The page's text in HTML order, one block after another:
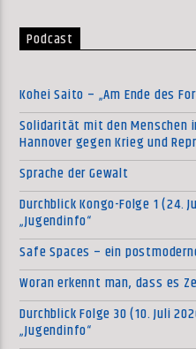
Podcast
Kohei Saito – „Am Ende des
Solidarität mit den Menschen
Hannover gegen Krieg und
Sprache der Gewalt
Durchblick Kongo-Folge 1 (24.
„Jugendinfo“
Safe Spaces – ein
Woran erkennt man, dass es
Durchblick Folge 30 (10. Juli
„Jugendinfo“